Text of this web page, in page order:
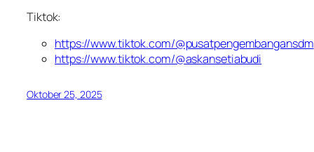
Tiktok:
https://www.tiktok.com/@pusatpengembangansdm
https://www.tiktok.com/@askansetiabudi
Oktober 25, 2025